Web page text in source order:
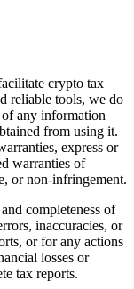
crypto tax
reliable tools, we do
of any information
from using it.
express or
warranties of
or non-infringement.
completeness of
inaccuracies, or
or for any actions
losses or
tax reports.